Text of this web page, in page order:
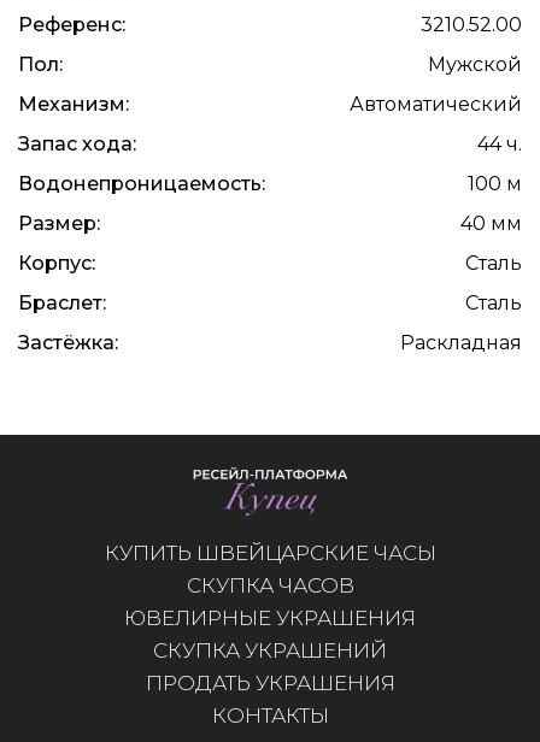
Референс:
3210.52.00
Пол:
Мужской
Механизм:
Автоматический
Запас хода:
44 ч.
Водонепроницаемость:
100 м
Размер:
40 мм
Корпус:
Сталь
Браслет:
Сталь
Застёжка:
Раскладная
КУПИТЬ ШВЕЙЦАРСКИЕ ЧАСЫ
СКУПКА ЧАСОВ
ЮВЕЛИРНЫЕ УКРАШЕНИЯ
СКУПКА УКРАШЕНИЙ
ПРОДАТЬ УКРАШЕНИЯ
КОНТАКТЫ